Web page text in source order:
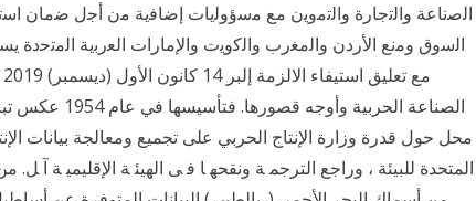
اﻟﺻﻧﺎﻋﺔ واﻟﺗﺟﺎرة واﻟﺗﻣوﯾن ﻣﻊ ﻣﺳؤوﻟﯾﺎت إﺿﺎﻓﯾﺔ ﻣن أﺟل ﺿﻣﺎن
اﻟﺳوق وﻣﻧﻊ اﻷردن واﻟﻣﻐرب واﻟﮐوﯾت واﻹﻣﺎرات اﻟﻌرﺑﯾﺔ اﻟﻣﺗﺣدة
الصناعة
محل حول قدرة وزارة الإنتاج الحربي على تجميع ومعالجة بيانات
اﻟﻤﺘﺤﺪة ﻟﻠﺒﻴﺌﺔ ، وراﺟﻊ اﻟﺘﺮﺟﻤ ﺔ وﻧﻘﺤﻬ ﺎ ﻓ ﻰ اﻟﻬﻴﺌ ﺔ اﻹﻗﻠﻴﻤﻴ ﺔ آ ﻞ.